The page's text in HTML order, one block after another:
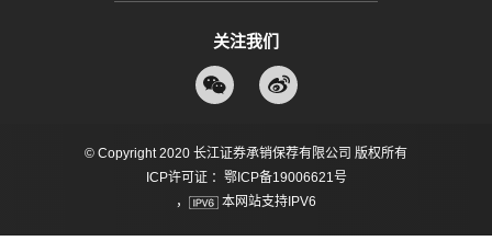
关注我们
© Copyright 2020 长江证券承销保荐有限公司 版权所有
ICP许可证 ：鄂ICP备19006621号
，
本网站支持IPV6